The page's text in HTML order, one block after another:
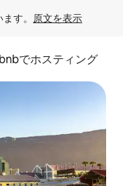
す。 原文を表示
でホスティング